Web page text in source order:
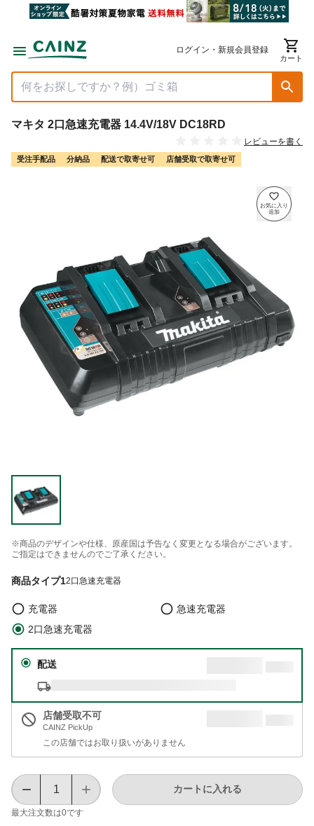
ログイン・新規会員登録
カート
マキタ 2口急速充電器 14.4V/18V DC18RD
レビューを書く
受注手配品 分納品 配送で取寄せ可 店舗受取で取寄せ可
※商品のデザインや仕様、原産国は予告なく変更となる場合がございます。
ご指定はできませんのでご了承ください。
商品タイプ12口急速充電器
充電器
急速充電器
2口急速充電器
配送
店舗受取不可
CAINZ PickUp
この店舗ではお取り扱いがありません
最大注文数は0です
カートに入れる